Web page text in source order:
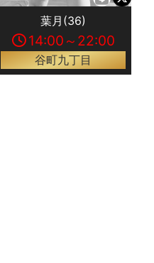
葉月(36)
14:00～22:00
谷町九丁目